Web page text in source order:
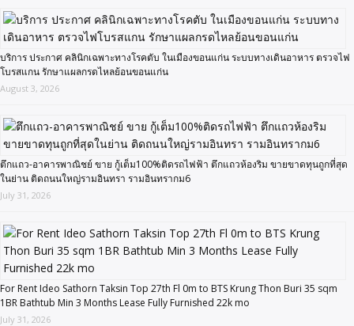
บริการ ประกาศ คลินิกเฉพาะทางโรคตับ ในเมืองขอนแก่น ระบบทางเดินอาหาร ตรวจไฟ
โบรสแกน รักษาแผลกรดไหลย้อนขอนแก่น
August 3, 2026
ตึกแถว-อาคารพาณิชย์ ขาย กู้เต็ม100%ติดรถไฟฟ้า ตึกแถวห้องริม ขายขาดทุนถูกที่สุด
ในย่าน ติดถนนใหญ่รามอินทรา รามอินทรากม6
July 31, 2026
For Rent Ideo Sathorn Taksin Top 27th Fl 0m to BTS Krung Thon Buri 35 sqm
1BR Bathtub Min 3 Months Lease Fully Furnished 22k mo
July 31, 2026